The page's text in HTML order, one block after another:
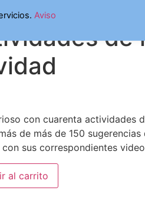
de
con cuarenta actividades
de más de 150
sus correspondientes
al carrito
Aviso